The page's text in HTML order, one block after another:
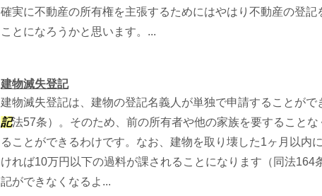
確実に不動産の所有権を主張するためにはやはり不動産の登記
ことになろうかと思います。...
建物滅失登記
建物滅失登記は、建物の登記名義人が単独で申請することがで
記法57条）。そのため、前の所有者や他の家族を要することな
ることができるわけです。なお、建物を取り壊した1ヶ月以内
ければ10万円以下の過料が課されることになります（同法164
記ができなくなるよ...